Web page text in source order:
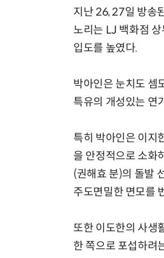
지난 26, 27일 방송
노리는 LJ 백화점
입도를 높였다.
박아인은 눈치도 셈
특유의 개성있는 연
특히 박아인은 이지
을 안정적으로 소화
(권해효 분)의 돌발
주도면밀한 면모를
또한 이도한의 사생
한 쪽으로 포섭하려